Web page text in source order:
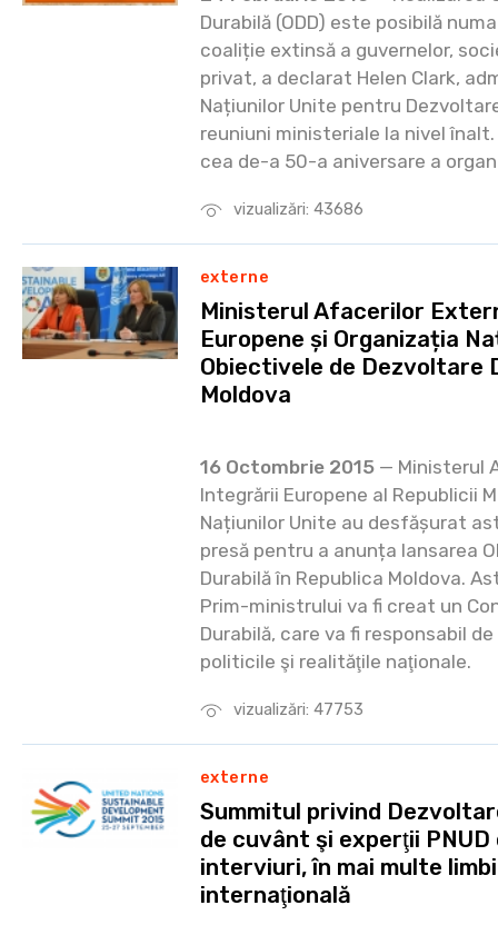
vizualizări: 43686
Durabilă (ODD) este posibilă
coaliție extinsă a guvernelor,
privat, a declarat Helen Clark,
Națiunilor Unite pentru
reuniuni ministeriale la nivel
cea de-a 50-a aniversare a
vizualizări: 47753
externe
Ministerul Afacerilor
Europene și Organizația
Obiectivele de Dezvoltare
Moldova
16 Octombrie 2015 — Ministerul
Integrării Europene al Republicii
Națiunilor Unite au desfășurat
presă pentru a anunța lansarea
Durabilă în Republica Moldova.
Prim-ministrului va fi creat un
Durabilă, care va fi responsabil
politicile şi realităţile naţionale.
externe
Summitul privind
de cuvânt şi experţii
interviuri, în mai multe
internaţională